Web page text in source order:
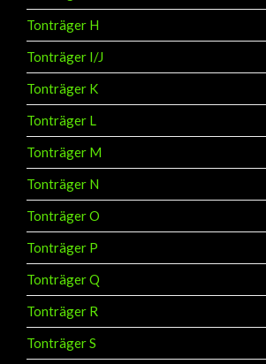
Tonträger H
Tonträger I/J
Tonträger K
Tonträger L
Tonträger M
Tonträger N
Tonträger O
Tonträger P
Tonträger Q
Tonträger R
Tonträger S